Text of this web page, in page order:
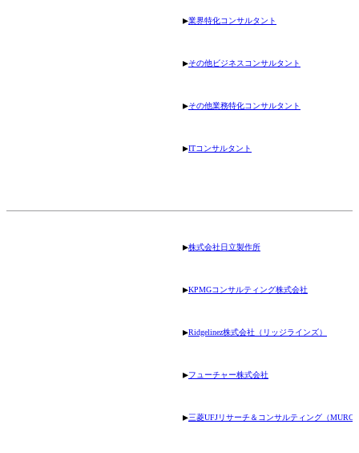
▸業界特化コンサルタント
▸その他ビジネスコンサルタント
▸その他業務特化コンサルタント
▸ITコンサルタント
▸株式会社日立製作所
▸KPMGコンサルティング株式会社
▸Ridgelinez株式会社（リッジラインズ）
▸フューチャー株式会社
▸三菱UFJリサーチ＆コンサルティング（MURC